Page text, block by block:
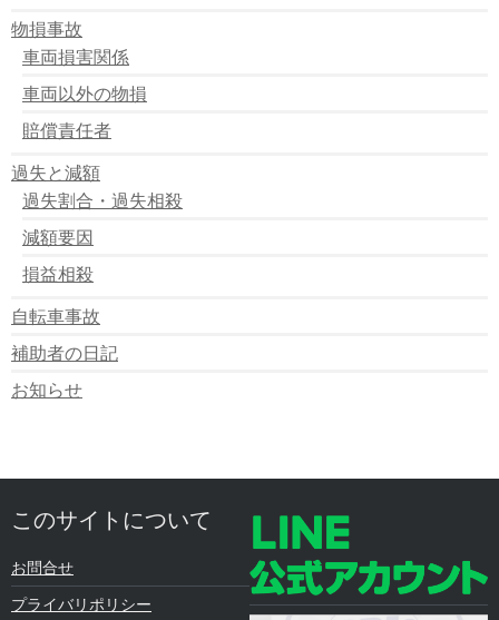
物損事故
車両損害関係
車両以外の物損
賠償責任者
過失と減額
過失割合・過失相殺
減額要因
損益相殺
自転車事故
補助者の日記
お知らせ
このサイトについて
お問合せ
プライバリポリシー